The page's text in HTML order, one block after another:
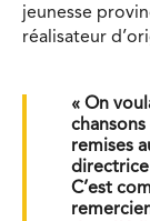
jeunesse
réalisateur
« On
remises
directrice
C’est